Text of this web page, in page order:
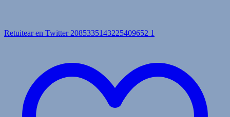
Retuitear en Twitter 2085335143225409652 1